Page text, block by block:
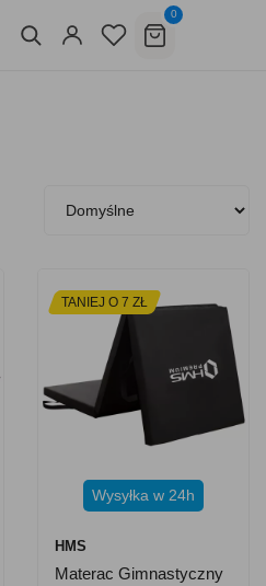
0
TANIEJ O 7 ZŁ
Wysyłka w 24h
HMS
Materac Gimnastyczny